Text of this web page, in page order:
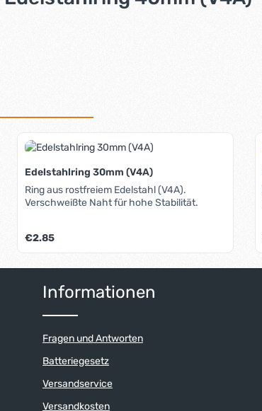
Edelstahlring 30mm (V4A)
Ring aus rostfreiem Edelstahl (V4A).
Verschweißte Naht für hohe Stabilität.
Regulärer Preis:
€2.85
Informationen
Fragen und Antworten
Batteriegesetz
Versandservice
Versandkosten